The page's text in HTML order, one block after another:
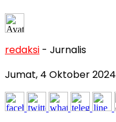
redaksi - Jurnalis
Jumat, 4 Oktober 2024